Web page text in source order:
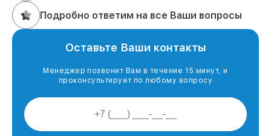
Подробно ответим на все Ваши вопросы
Оставьте Ваши контакты
Менеджер позвонит Вам в течение 15 минут, и
проконсультирует по любому вопросу